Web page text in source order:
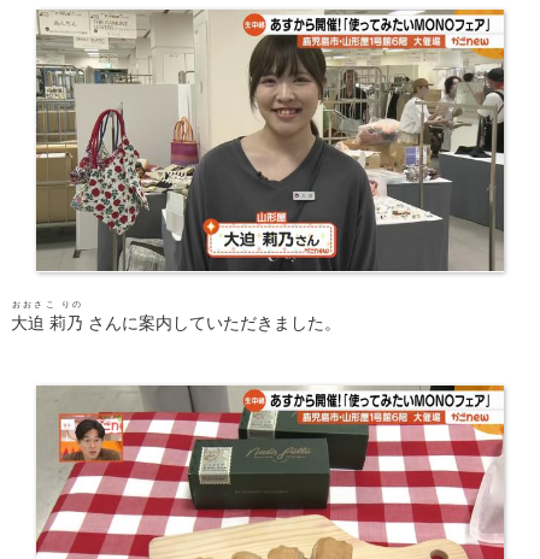
大迫 莉乃
おおさこ りの
さんに案内していただきました。